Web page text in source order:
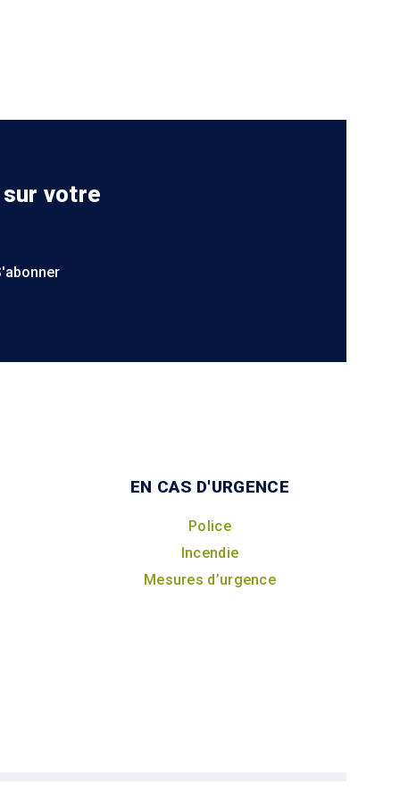
votre
EN CAS D'URGENCE
Police
Incendie
Mesures d’urgence